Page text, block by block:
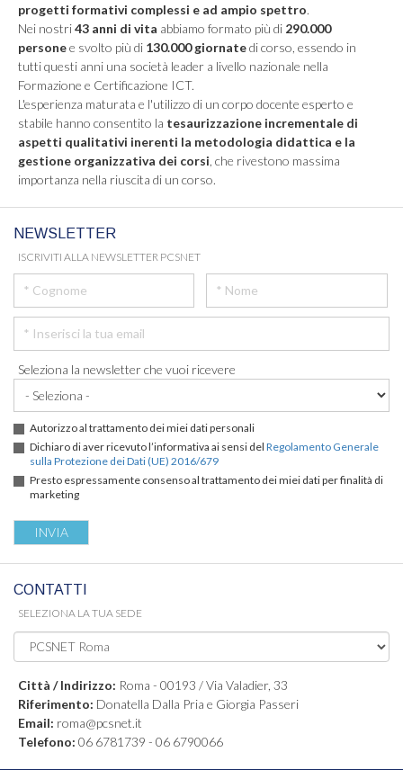
progetti formativi complessi e ad ampio spettro.
Nei nostri43 anni di vita abbiamo formato più di 290.000
personee svolto più di 130.000 giornatedi corso, essendo in
tutti questi anni una società leader a livello nazionale nella
Formazione e Certificazione ICT.
L'esperienza maturata e l'utilizzo di un corpo docente esperto e
stabile hanno consentito la tesaurizzazione incrementale di
aspetti qualitativi inerenti la metodologia didattica e la
gestione organizzativa dei corsi , che rivestono massima
importanza nella riuscita di un corso.
NEWSLETTER
ISCRIVITI ALLA NEWSLETTER PCSNET
Seleziona la newsletter che vuoi ricevere
Autorizzo al trattamento dei miei dati personali
Dichiaro di aver ricevuto l’informativa ai sensi del Regolamento Generale
sulla Protezione dei Dati (UE) 2016/679
Presto espressamente consenso al trattamento dei miei dati per finalità di
marketing
CONTATTI
SELEZIONA LA TUA SEDE
Città / Indirizzo: Roma - 00193 / Via Valadier, 33
Riferimento: Donatella Dalla Pria e Giorgia Passeri
Email: roma@pcsnet.it
Telefono: 06 6781739 - 06 6790066